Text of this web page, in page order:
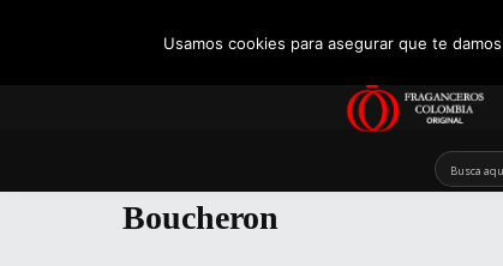
to
Boucheron
Usamos cookies para asegurar que te